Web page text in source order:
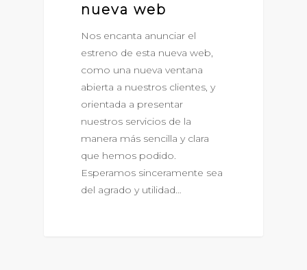
nueva web
Nos encanta anunciar el
estreno de esta nueva web,
como una nueva ventana
abierta a nuestros clientes, y
orientada a presentar
nuestros servicios de la
manera más sencilla y clara
que hemos podido.
Esperamos sinceramente sea
del agrado y utilidad…